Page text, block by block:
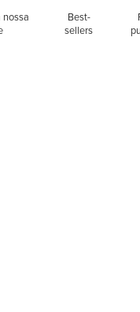
nossa
Best-
sellers